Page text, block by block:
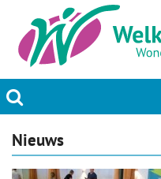
Actueel
Hobby & Vrije tijd
Nieuws